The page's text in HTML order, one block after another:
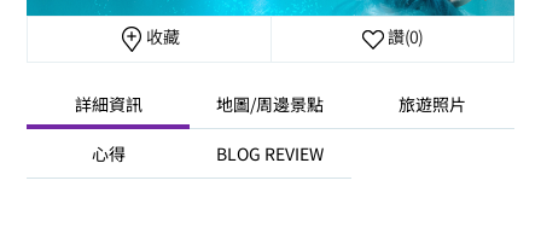
收藏 讚(0)
詳細資訊 地圖/周邊景點 旅遊照片
心得 BLOG REVIEW